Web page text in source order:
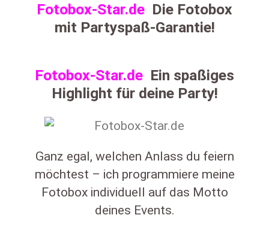
Fotobox-Star.de Die Fotobox
mit Partyspaß-Garantie!
Fotobox-Star.de Ein spaßiges
Highlight für deine Party!
Ganz egal, welchen Anlass du feiern
möchtest – ich programmiere meine
Fotobox individuell auf das Motto
deines Events.